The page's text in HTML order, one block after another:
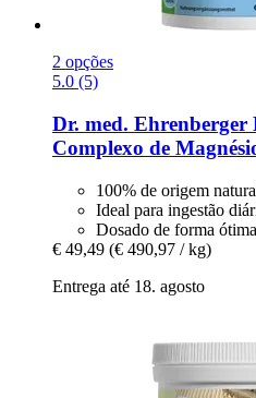
2 opções
5.0 (5)
Dr. med.
Complexo de
100% de origem
Ideal para ingestão
Dosado de forma ótima
€ 49,49 (€ 490,97 / kg)
Entrega até 18. agosto